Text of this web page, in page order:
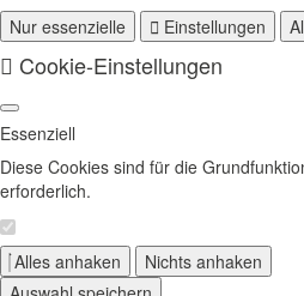
Nur essenzielle
Einstellungen
Cookie-Einstellungen
Essenziell
Diese Cookies sind für die
erforderlich.
Alles anhaken
Nichts anhaken